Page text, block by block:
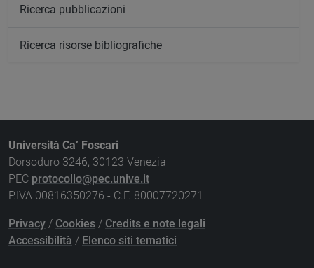
Ricerca pubblicazioni
Ricerca risorse bibliografiche
Università Ca’ Foscari
Dorsoduro 3246, 30123 Venezia
PEC protocollo@pec.unive.it
P.IVA 00816350276 - C.F. 80007720271
Privacy / Cookies / Credits e note legali
Accessibilità / Elenco siti tematici